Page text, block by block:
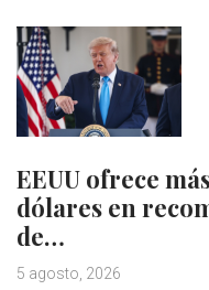
EEUU ofrece
dólares en
de…
5 agosto, 2026